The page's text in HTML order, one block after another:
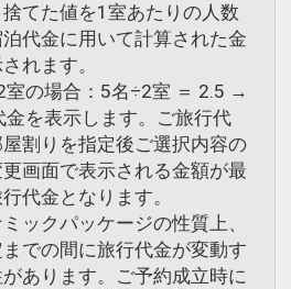
利用のお客様対象。再
予約不可
年8月20日～2026年12
ース番号：DP-2-
捨てた値を1室あたりの人数
泊代金に用いて計算された金
れます。
室の場合：5名÷2室 ＝ 2.5 →
金を表示します。ご旅行代
割りを指定後ご選択内容の
画面で表示される金額が最
代金となります。
ミックパッケージの性質上、
での間に旅行代金が変動す
あります。ご予約成立時に